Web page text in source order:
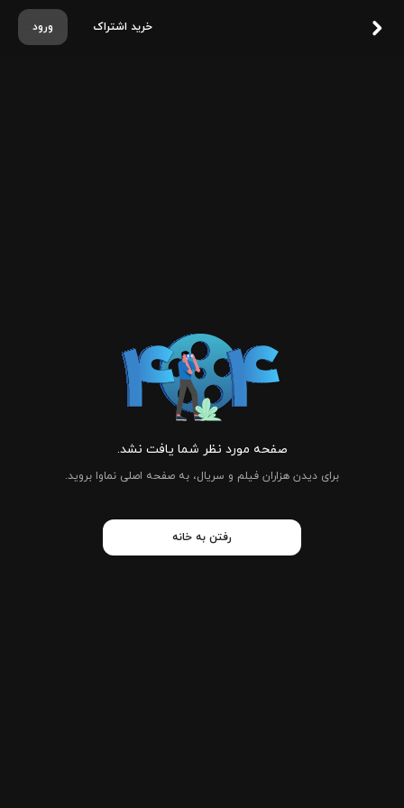
ورود خرید اشتراک
صفحه مورد نظر شما یافت نشد.
برای دیدن هزاران فیلم و سریال، به صفحه اصلی نماوا بروید.
رفتن به خانه